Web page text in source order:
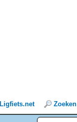
Ligfiets.net Zoeken